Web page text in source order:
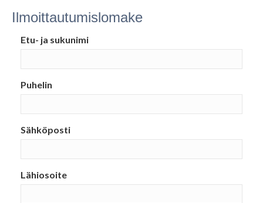
Ilmoittautumislomake
Etu- ja sukunimi
Puhelin
Sähköposti
Lähiosoite